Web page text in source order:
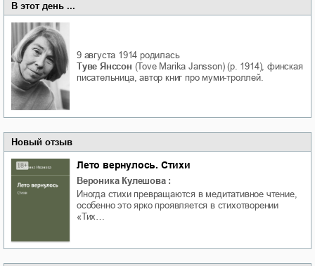
В этот день ...
9 августа 1914 родилась
Туве Янссон (Tove Marika Jansson) (р. 1914), финская
писательница, автор книг про муми-троллей.
Новый отзыв
Лето вернулось. Стихи
Вероника Кулешова :
Иногда стихи превращаются в медитативное чтение,
особенно это ярко проявляется в стихотворении
«Тих…